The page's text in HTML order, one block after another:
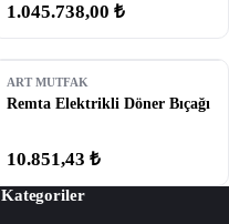
1.045.738,00 ₺
ART MUTFAK
Remta Elektrikli Döner Bıçağı
10.851,43 ₺
Kategoriler